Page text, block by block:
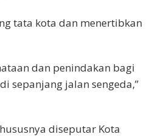
tata kota dan menertibkan
dan penindakan bagi
sepanjang jalan sengeda,”
diseputar Kota